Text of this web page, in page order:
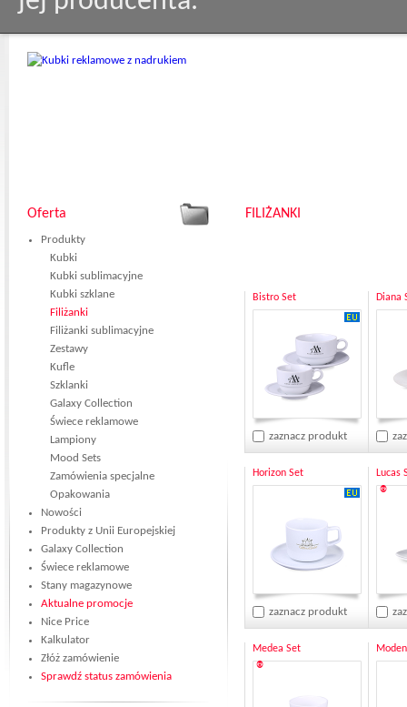
Oferta
Produkty
Kubki
Kubki sublimacyjne
Kubki szklane
Filiżanki
Filiżanki sublimacyjne
Zestawy
Kufle
Szklanki
Galaxy Collection
Świece reklamowe
Lampiony
Mood Sets
Zamówienia specjalne
Opakowania
Nowości
Produkty z Unii Europejskiej
Galaxy Collection
Świece reklamowe
Stany magazynowe
Aktualne promocje
Nice Price
Kalkulator
Złóż zamówienie
Sprawdź status zamówienia
FILIŻANKI
Bistro Set
zaznacz produkt
Diana
Horizon Set
zaznacz produkt
Lucas
®
Medea Set
®